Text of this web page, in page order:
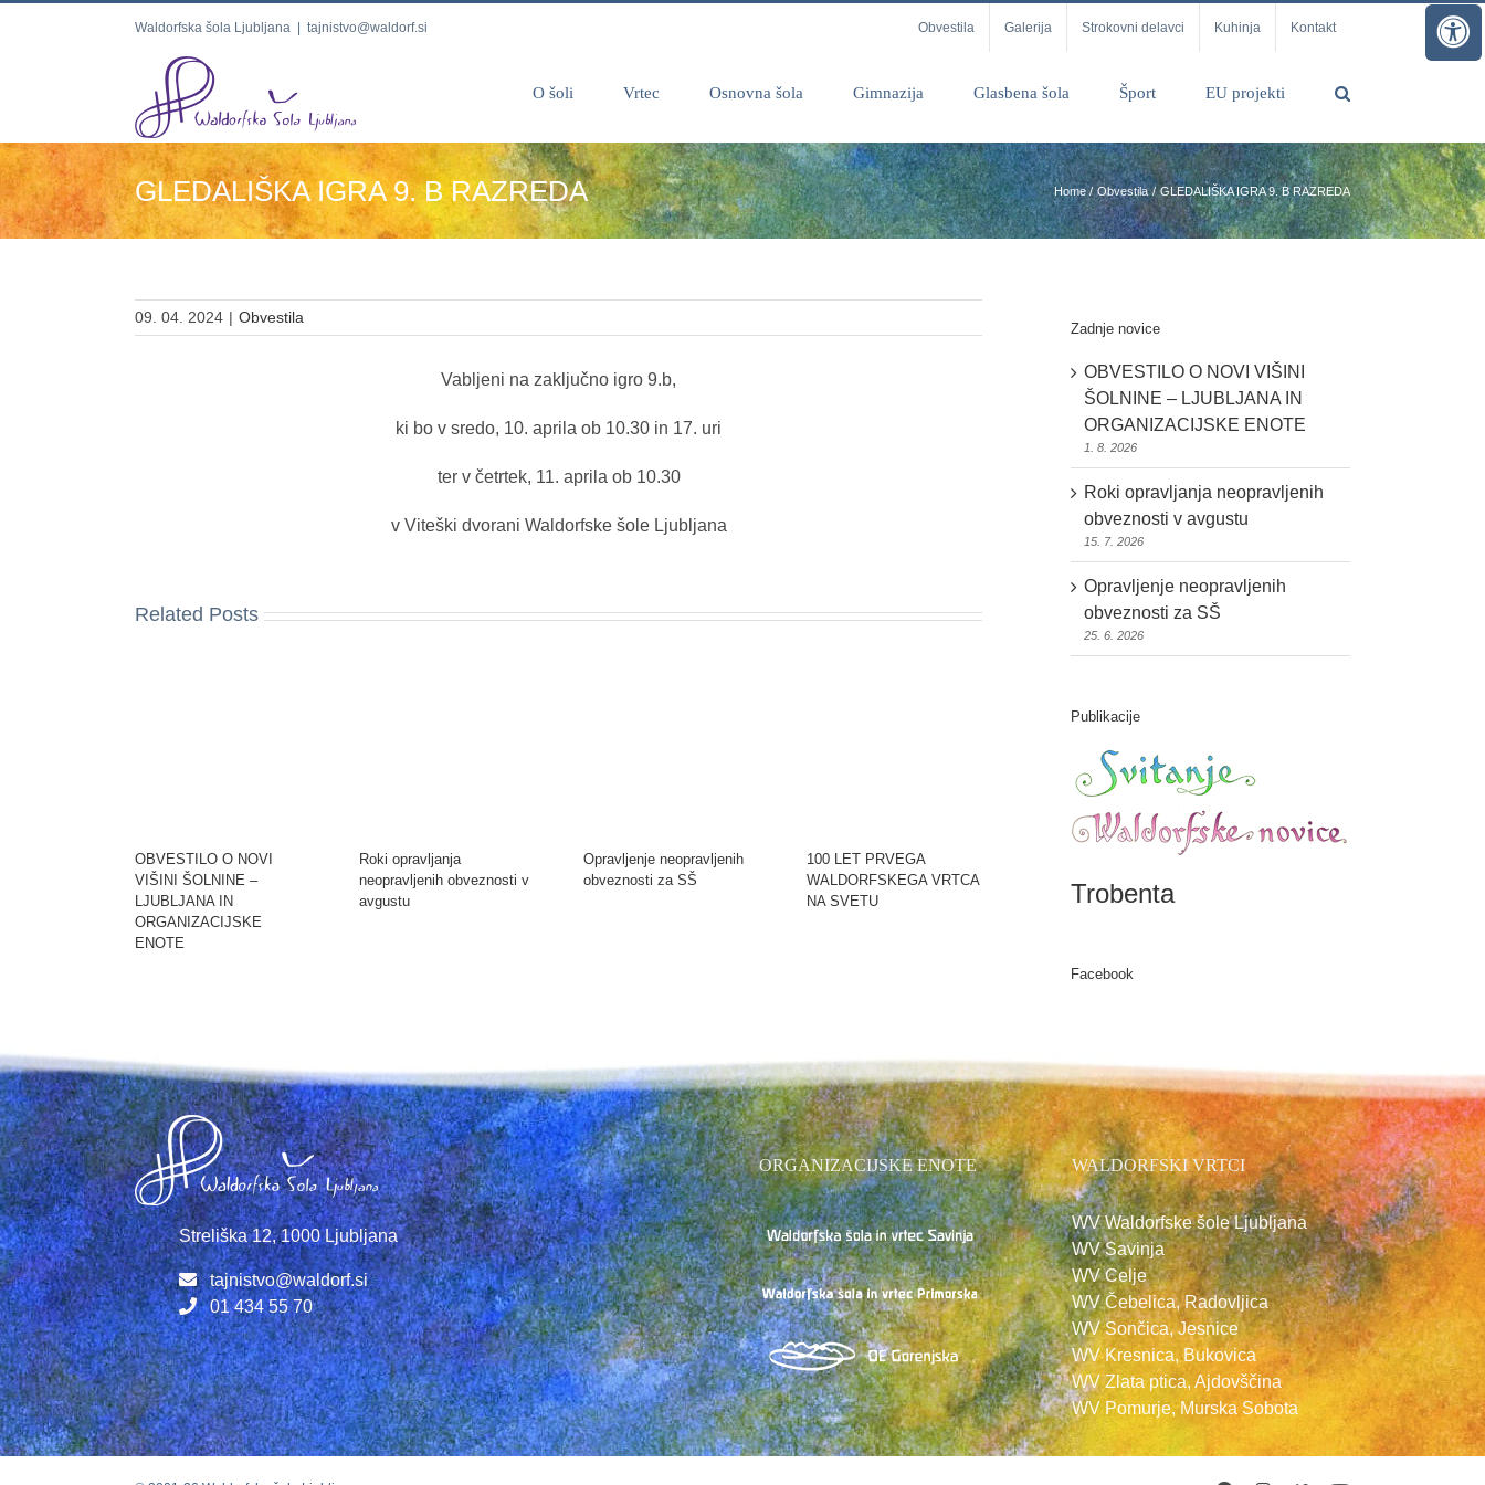
Waldorfska šola Ljubljana tajnistvo@waldorf.si Obvestila Galerija Strokovni delavci Kuhinja Kontakt
O šoli Vrtec Osnovna šola Gimnazija Glasbena šola Šport EU projekti
GLEDALIŠKA IGRA 9. B RAZREDA Home Obvestila GLEDALIŠKA IGRA 9. B RAZREDA
09. 04. 2024 | Obvestila
Vabljeni na zaključno igro 9.b,
ki bo v sredo, 10. aprila ob 10.30 in 17. uri
ter v četrtek, 11. aprila ob 10.30
v Viteški dvorani Waldorfske šole Ljubljana
Related Posts
OBVESTILO O NOVI
VIŠINI ŠOLNINE –
LJUBLJANA IN
ORGANIZACIJSKE
ENOTE
Roki opravljanja
neopravljenih obveznosti v
avgustu
Opravljenje neopravljenih
obveznosti za SŠ
100 LET PRVEGA
WALDORFSKEGA VRTCA
NA SVETU
LJUBLJANA IN
Zadnje novice
OBVESTILO O NOVI VIŠINI
ŠOLNINE – LJUBLJANA IN
ORGANIZACIJSKE ENOTE
1. 8. 2026
Roki opravljanja neopravljenih
obveznosti v avgustu
15. 7. 2026
Opravljenje neopravljenih
obveznosti za SŠ
25. 6. 2026
Publikacije
Trobenta
Facebook
Streliška 12, 1000 Ljubljana
tajnistvo@waldorf.si
01 434 55 70
ORGANIZACIJSKE ENOTE WALDORFSKI VRTCI
WV Waldorfske šole Ljubljana
WV Savinja
WV Celje
WV Čebelica, Radovljica
WV Sončica, Jesnice
WV Kresnica, Bukovica
WV Zlata ptica, Ajdovščina
WV Pomurje, Murska Sobota